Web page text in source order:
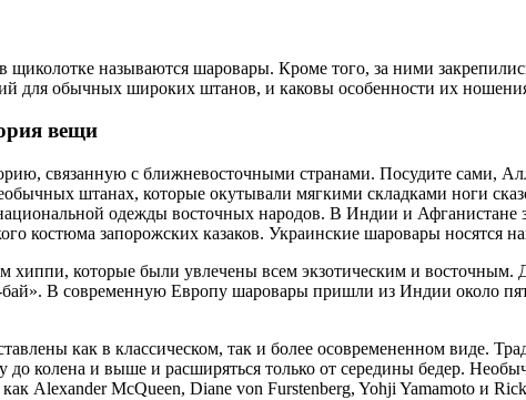
называются шаровары. Кроме того, за ними
для обычных широких штанов, и каковы особенности их
вещи
связанную с ближневосточными странами. Посудите сами,
штанах, которые окутывали мягкими складками ноги
одежды восточных народов. В Индии и
костюма запорожских казаков. Украинские шаровары
хиппи, которые были увлечены всем экзотическим и
В современную Европу шаровары пришли из Индии около
как в классическом, так и более осовремененном виде.
до колена и выше и расширяться только от середины бедер.
Alexander McQueen, Diane von Furstenberg, Yohji Yamamoto и